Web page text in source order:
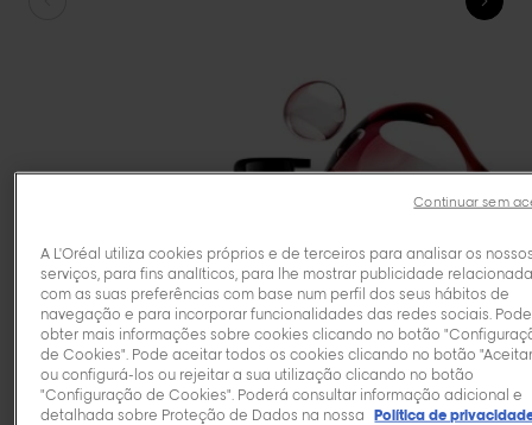
A L'Oréal utiliza cookies próprios e de terceiros para analisar os
serviços, para fins analíticos, para lhe mostrar publicidade
com as suas preferências com base num perfil dos seus hábitos de
navegação e para incorporar funcionalidades das redes sociais. Pode
obter mais informações sobre cookies clicando no botão
de Cookies". Pode aceitar todos os cookies clicando no botão
ou configurá-los ou rejeitar a sua utilização clicando no botão
"Configuração de Cookies". Poderá consultar informação adicional e
detalhada sobre Proteção de Dados na nossa
Política de
Continuar sem